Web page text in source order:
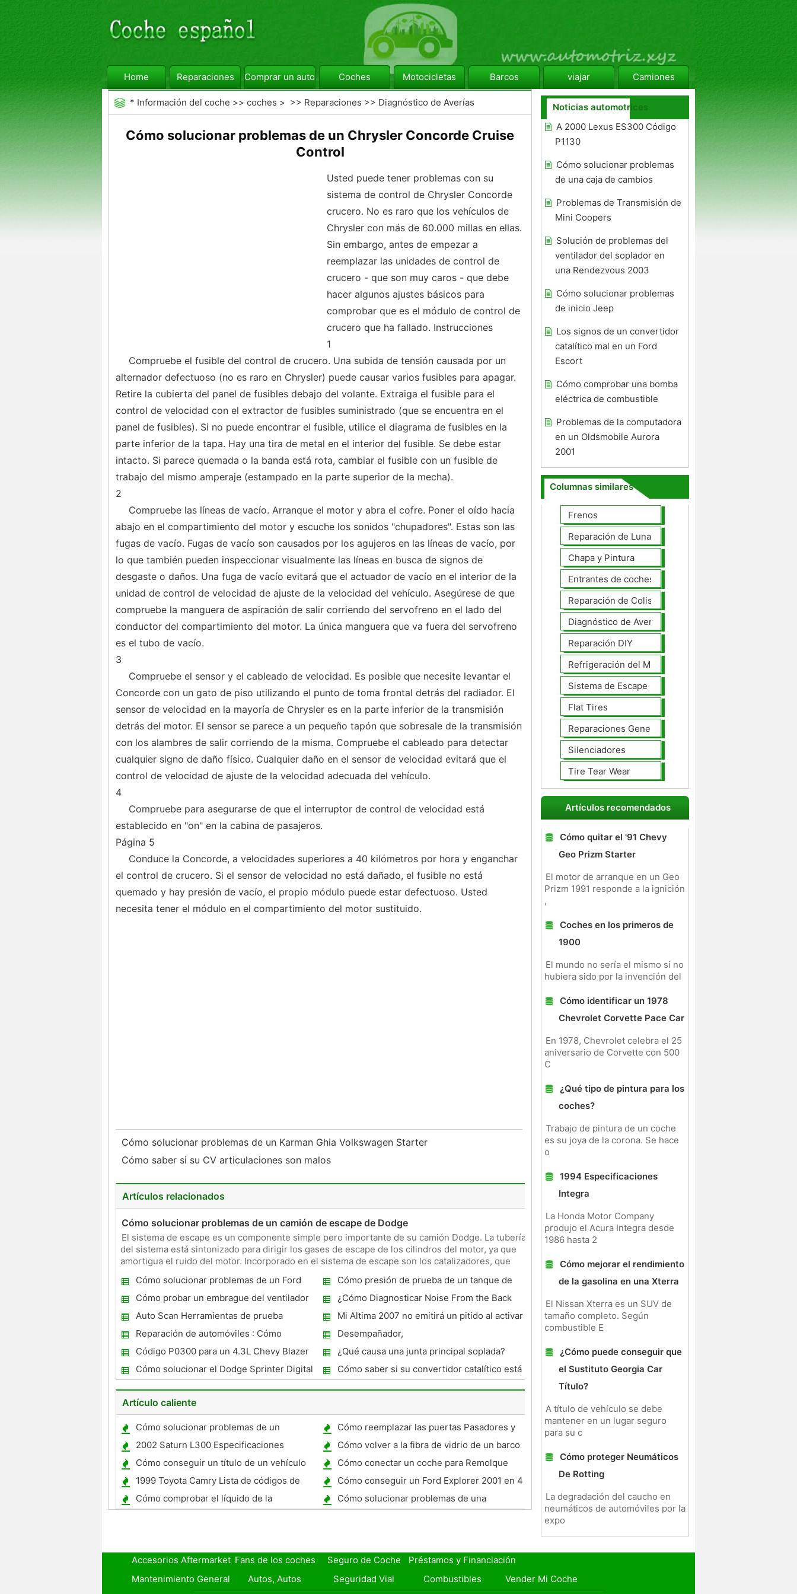
Home Reparaciones Comprar un automóvil Coches Motocicletas Barcos viajar Camiones
* Información del coche >> coches > >> Reparaciones >> Diagnóstico de Averías
Cómo solucionar problemas de un Chrysler Concorde Cruise
Control
Usted puede tener problemas con su
sistema de control de Chrysler Concorde
crucero. No es raro que los vehículos de
Chrysler con más de 60.000 millas en ellas.
Sin embargo, antes de empezar a
reemplazar las unidades de control de
crucero - que son muy caros - que debe
hacer algunos ajustes básicos para
comprobar que es el módulo de control de
crucero que ha fallado. Instrucciones
1
Compruebe el fusible del control de crucero. Una subida de tensión causada por un
alternador defectuoso (no es raro en Chrysler) puede causar varios fusibles para apagar.
Retire la cubierta del panel de fusibles debajo del volante. Extraiga el fusible para el
control de velocidad con el extractor de fusibles suministrado (que se encuentra en el
panel de fusibles). Si no puede encontrar el fusible, utilice el diagrama de fusibles en la
parte inferior de la tapa. Hay una tira de metal en el interior del fusible. Se debe estar
intacto. Si parece quemada o la banda está rota, cambiar el fusible con un fusible de
trabajo del mismo amperaje (estampado en la parte superior de la mecha).
2
Compruebe las líneas de vacío. Arranque el motor y abra el cofre. Poner el oído hacia
abajo en el compartimiento del motor y escuche los sonidos "chupadores". Estas son las
fugas de vacío. Fugas de vacío son causados ​​por los agujeros en las líneas de vacío, por
lo que también pueden inspeccionar visualmente las líneas en busca de signos de
desgaste o daños. Una fuga de vacío evitará que el actuador de vacío en el interior de la
unidad de control de velocidad de ajuste de la velocidad del vehículo. Asegúrese de que
compruebe la manguera de aspiración de salir corriendo del servofreno en el lado del
conductor del compartimiento del motor. La única manguera que va fuera del servofreno
es el tubo de vacío.
3
Compruebe el sensor y el cableado de velocidad. Es posible que necesite levantar el
Concorde con un gato de piso utilizando el punto de toma frontal detrás del radiador. El
sensor de velocidad en la mayoría de Chrysler es en la parte inferior de la transmisión
detrás del motor. El sensor se parece a un pequeño tapón que sobresale de la transmisión
con los alambres de salir corriendo de la misma. Compruebe el cableado para detectar
cualquier signo de daño físico. Cualquier daño en el sensor de velocidad evitará que el
control de velocidad de ajuste de la velocidad adecuada del vehículo.
4
Compruebe para asegurarse de que el interruptor de control de velocidad está
establecido en "on" en la cabina de pasajeros.
Página 5
Conduce la Concorde, a velocidades superiores a 40 kilómetros por hora y enganchar
el control de crucero. Si el sensor de velocidad no está dañado, el fusible no está
quemado y hay presión de vacío, el propio módulo puede estar defectuoso. Usted
necesita tener el módulo en el compartimiento del motor sustituido.
Cómo solucionar problemas de un Karman Ghia Volkswagen Starter
Cómo saber si su CV articulaciones son malos
Artículos relacionados
Cómo solucionar problemas de un camión de escape de Dodge
El sistema de escape es un componente simple pero importante de su camión Dodge. La tubería
del sistema está sintonizado para dirigir los gases de escape de los cilindros del motor, ya que
amortigua el ruido del motor. Incorporado en el sistema de escape son los catalizadores, que
Cómo solucionar problemas de un Ford
Tempo
Cómo presión de prueba de un tanque de
gas
Cómo probar un embrague del ventilador
¿Cómo Diagnosticar Noise From the Back
Fuera de un coche?
Auto Scan Herramientas de prueba
Mi Altima 2007 no emitirá un pitido al activar
el bloqueo de la puerta
Reparación de automóviles : Cómo
solucionar problemas de las señales de giro
Desempañador,
Código P0300 para un 4.3L Chevy Blazer
¿Qué causa una junta principal soplada?
Cómo solucionar el Dodge Sprinter Digital
Display Oil Can
Cómo saber si su convertidor catalítico está
roto
Artículo caliente
Cómo solucionar problemas de un
Tekonsha
Cómo reemplazar las puertas Pasadores y
bujes en un Chevy Tahoe
2002 Saturn L300 Especificaciones
Cómo volver a la fibra de vidrio de un barco
antiguo
Cómo conseguir un título de un vehículo
abandonado en Iowa
Cómo conectar un coche para Remolque
1999 Toyota Camry Lista de códigos de
color
Cómo conseguir un Ford Explorer 2001 en 4
-Wheel Mode Low
Cómo comprobar el líquido de la
transmisión en un Chevy Blazer
Cómo solucionar problemas de una
Autohelm ST7000
Noticias automotrices
A 2000 Lexus ES300 Código
P1130
Cómo solucionar problemas
de una caja de cambios
Problemas de Transmisión de
Mini Coopers
Solución de problemas del
ventilador del soplador en
una Rendezvous 2003
Cómo solucionar problemas
de inicio Jeep
Los signos de un convertidor
catalítico mal en un Ford
Escort
Cómo comprobar una bomba
eléctrica de combustible
Problemas de la computadora
en un Oldsmobile Aurora
2001
Columnas similares
Frenos
Reparación de Lunas
Chapa y Pintura
Entrantes de coches
Reparación de Colisiones
Diagnóstico de Averías
Reparación DIY
Refrigeración del Motor
Sistema de Escape
Flat Tires
Reparaciones Generales
Silenciadores
Tire Tear Wear
Artículos recomendados
Cómo quitar el '91 Chevy
Geo Prizm Starter
El motor de arranque en un Geo
Prizm 1991 responde a la ignición
,
Coches en los primeros de
1900
El mundo no sería el mismo si no
hubiera sido por la invención del
Cómo identificar un 1978
Chevrolet Corvette Pace Car
En 1978, Chevrolet celebra el 25
aniversario de Corvette con 500
C
¿Qué tipo de pintura para los
coches?
Trabajo de pintura de un coche
es su joya de la corona. Se hace
o
1994 Especificaciones
Integra
La Honda Motor Company
produjo el Acura Integra desde
1986 hasta 2
Cómo mejorar el rendimiento
de la gasolina en una Xterra
El Nissan Xterra es un SUV de
tamaño completo. Según
combustible E
¿Cómo puede conseguir que
el Sustituto Georgia Car
Título?
A título de vehículo se debe
mantener en un lugar seguro
para su c
Cómo proteger Neumáticos
De Rotting
La degradación del caucho en
neumáticos de automóviles por la
expo
Accesorios Aftermarket Fans de los coches Seguro de Coche
Préstamos y Financiación
Mantenimiento General
Autos, Autos Seguridad Vial Combustibles Vender Mi Coche